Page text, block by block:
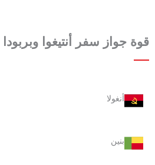
قوة جواز سفر أنتيغوا وبربودا
أنغولا
بنين